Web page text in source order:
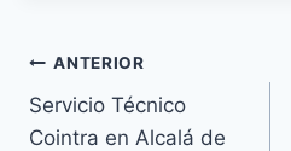
Navegación
de
ANTERIOR
Servicio Técnico
Cointra en Alcalá de